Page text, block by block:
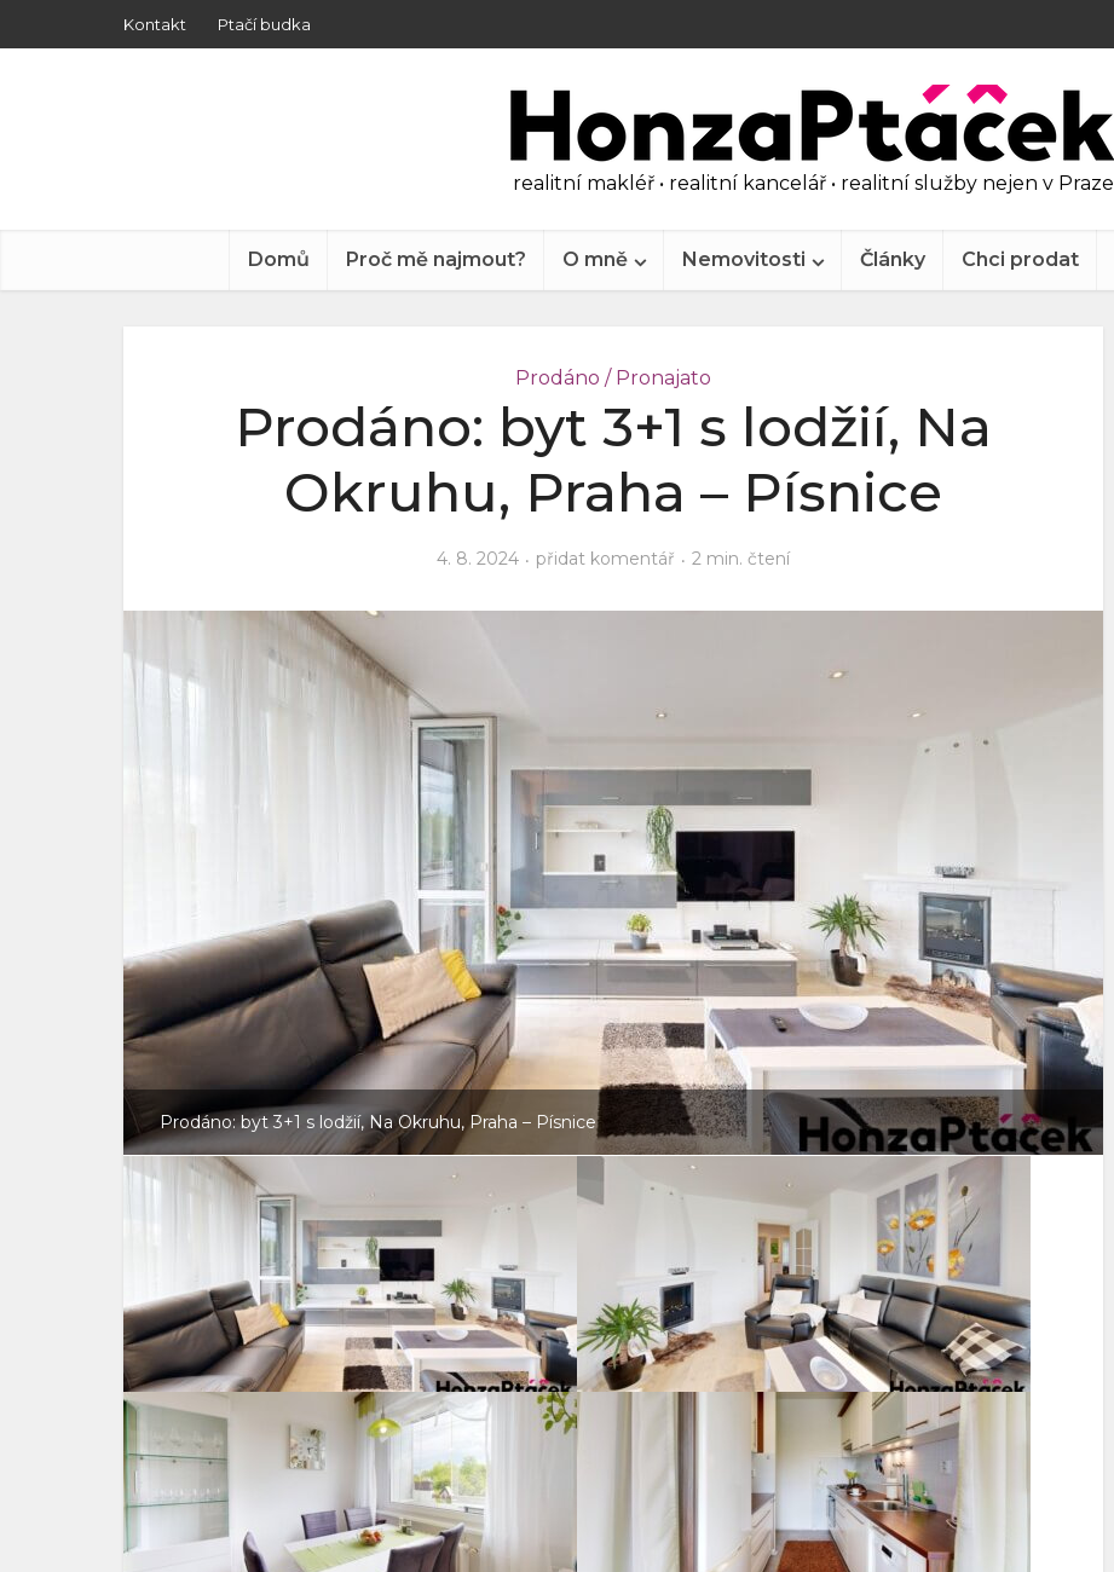
Kontakt Ptačí budka
realitní makléř • realitní kancelář • realitní služby nejen v Praze
Domů Proč mě najmout? O mně Nemovitosti Články Chci prodat
Prodáno / Pronajato
Prodáno: byt 3+1 s lodžií, Na
Okruhu, Praha – Písnice
4. 8. 2024 přidat komentář 2 min. čtení
Prodáno: byt 3+1 s lodžií, Na Okruhu, Praha – Písnice